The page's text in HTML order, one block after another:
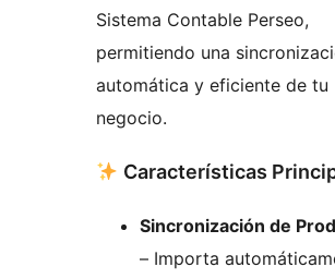
Sistema Contable Perseo,
permitiendo una
automática y eficiente de tu
negocio.
Características
Sincronización de
– Importa